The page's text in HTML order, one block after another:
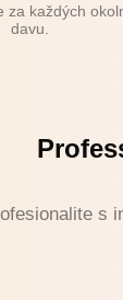
za každých
davu.
s